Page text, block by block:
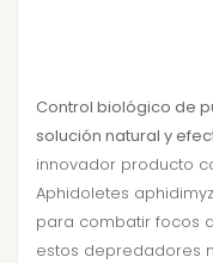
Control biológico de
solución natural y
innovador producto
Aphidoletes
para combatir focos
estos depredadores